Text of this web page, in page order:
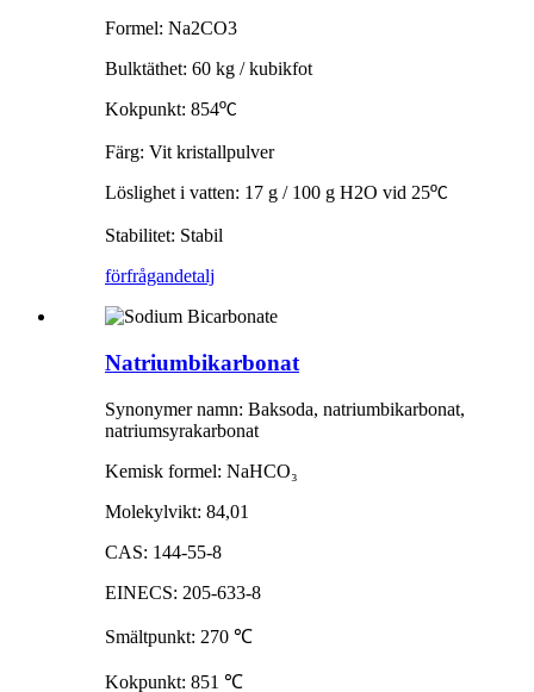
Formel: Na2CO3
Bulktäthet: 60 kg / kubikfot
Kokpunkt: 854ºC
Färg: Vit kristallpulver
Löslighet i vatten: 17 g / 100 g H2O vid 25ºC
Stabilitet: Stabil
förfrågandetalj
Natriumbikarbonat
Synonymer namn: Baksoda, natriumbikarbonat,
natriumsyrakarbonat
Kemisk formel: NaHCO₃
Molekylvikt: 84,01
CAS: 144-55-8
EINECS: 205-633-8
Smältpunkt: 270 ℃
Kokpunkt: 851 ℃